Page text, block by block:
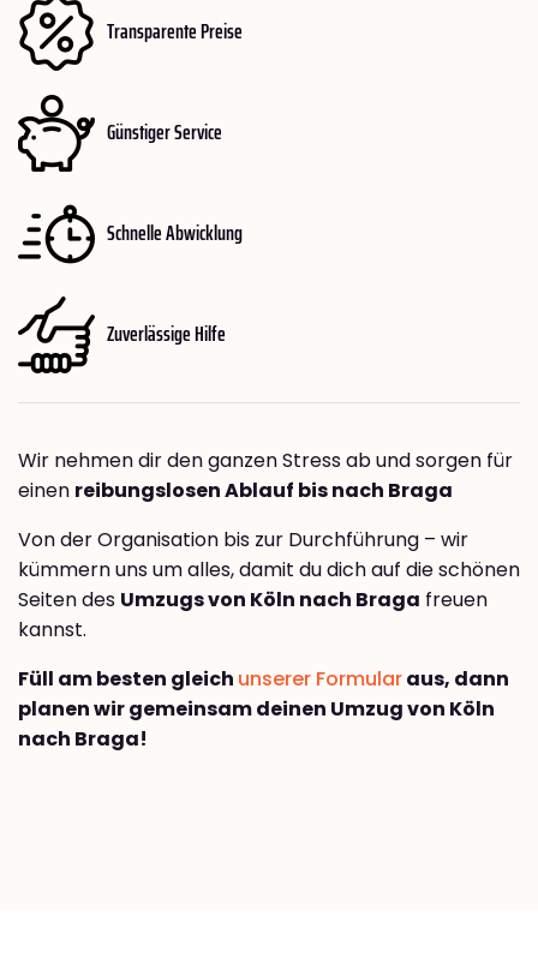
Transparente Preise
Günstiger Service
Schnelle Abwicklung
Zuverlässige Hilfe
Wir nehmen dir den ganzen Stress ab und sorgen für
einen reibungslosen Ablauf bis nach Braga
Von der Organisation bis zur Durchführung – wir
kümmern uns um alles, damit du dich auf die schönen
Seiten des Umzugs von Köln nach Braga freuen
kannst.
Füll am besten gleich unserer Formularaus, dann
planen wir gemeinsam deinen Umzug von Köln
nach Braga!